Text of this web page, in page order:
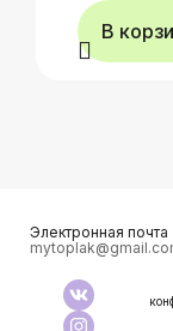
В
Электронная почта